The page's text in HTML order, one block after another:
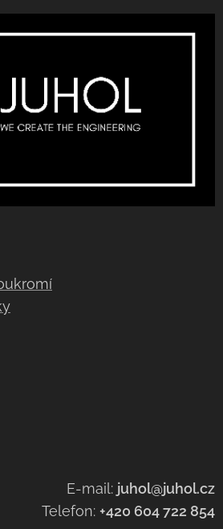
E-mail: juhol@juhol.cz
Telefon: +420 604 722 854